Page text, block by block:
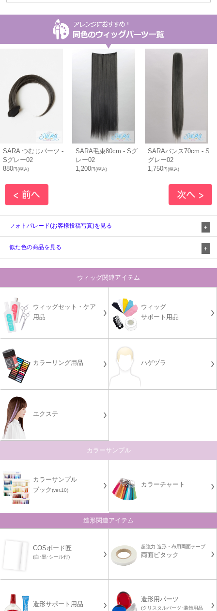
SARA つむじパーツ -
Sグレー02
880円(税込)
SARA毛束80cm - Sグ
レー02
1,200円(税込)
SARAバンス70cm - S
グレー02
1,750円(税込)
フォトパレード(お客様投稿写真)を見る
似た色の商品を見る
ウィッグ関連アイテム
ウィッグセット・ケア
用品
ウィッグ
サポート用品
カラーリング用品 ハゲヅラ
エクステ
カラーサンプル
カラーサンプル
ブック(ver.10)
カラーチャート
造形関連アイテム
COSボード匠
(白･黒･シール付)
超強力 造形・布用両面テープ
両面ピタック
造形サポート用品
造形用パーツ
(クリスタルパーツ･装飾用品